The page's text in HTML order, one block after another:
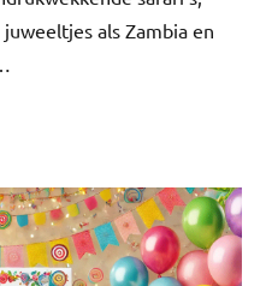
als Zambia en